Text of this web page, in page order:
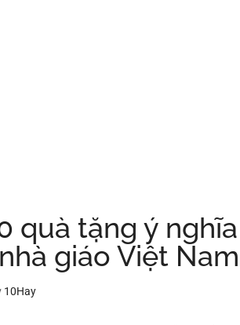
quà tặng ý
giáo Việt Nam
10Hay